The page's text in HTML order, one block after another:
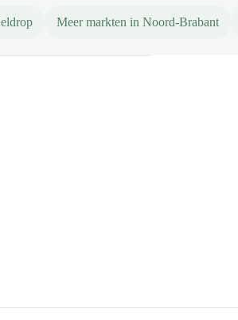
Meer markten in Noord-Brabant